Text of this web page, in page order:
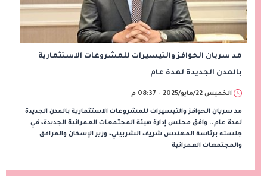
مد سريان الحوافز والتيسيرات للمشروعات الاستثمارية
بالمدن الجديدة لمدة عام
الخميس 22/مايو/2025 - 08:37 م
مد سريان الحوافز والتيسيرات للمشروعات الاستثمارية بالمدن الجديدة
لمدة عام.. وافق مجلس إدارة هيئة المجتمعات العمرانية الجديدة، في
جلسته برئاسة المهندس شريف الشربيني، وزير الإسكان والمرافق
والمجتمعات العمرانية